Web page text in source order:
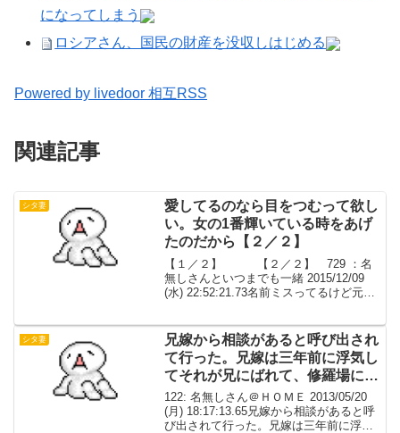
になってしまう
ロシアさん、国民の財産を没収しはじめる
Powered by livedoor 相互RSS
関連記事
シタ妻
愛してるのなら目をつむって欲し
い。女の1番輝いている時をあげ
たのだから【２／２】
【１／２】 【２／２】 729 ：名
無しさんといつまでも一緒 2015/12/09
(水) 22:52:21.73名前ミスってるけど元の
の為に別れましょう不倫相手か...
シタ妻
兄嫁から相談があると呼び出され
て行った。兄嫁は三年前に浮気し
てそれが兄にばれて、修羅場にな
ったそうだ
122: 名無しさん＠ＨＯＭＥ 2013/05/20
(月) 18:17:13.65兄嫁から相談があると呼
び出されて行った。兄嫁は三年前に浮気